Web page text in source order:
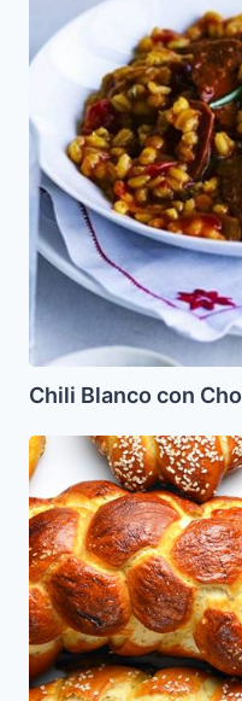
Kasher
Chili Blanco con
Masa
para
Jala,
Pletzalej
y
otros
panes